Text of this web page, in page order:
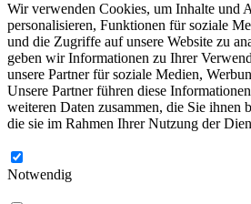
Wir verwenden Cookies, um Inhalte und
personalisieren, Funktionen für soziale
und die Zugriffe auf unsere Website zu
geben wir Informationen zu Ihrer
unsere Partner für soziale Medien,
Unsere Partner führen diese
weiteren Daten zusammen, die Sie ihnen
die sie im Rahmen Ihrer Nutzung der
Notwendig